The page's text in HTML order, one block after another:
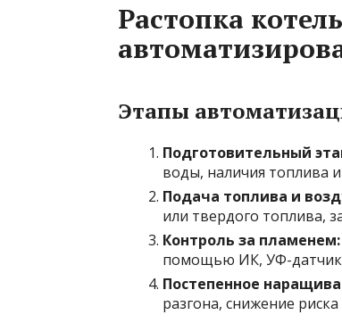
Растопка
Этапы
Подготовительный
воды, наличия топлива
Подача топлива и
или твердого топлива,
Контроль за пламенем:
помощью ИК, УФ-
Постепенное
разгона, снижение